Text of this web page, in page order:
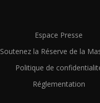
Espace Presse
Soutenez la Réserve de la
Politique de
Réglementation